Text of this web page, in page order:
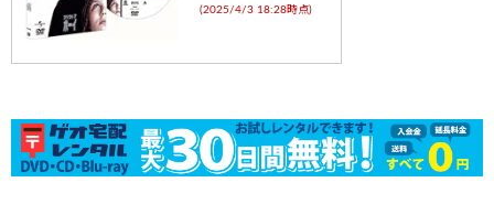
(2025/4/3 18:28時点)